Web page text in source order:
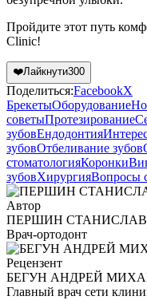
Пройдите этот путь
Clinic!
❤️Лайкнути300
Поделиться:FacebookX
БрекетыОборудование
советыПротезирование
зубовЕндодонтия
зубовОтбеливание зубов
стоматологияКоронки
зубовХирургияВопросы
Автор
ПЕРШИН СТАНИСЛАВ
Врач-ортодонт
Рецензент
БЕГУН АНДРЕЙ
Главный врач сети